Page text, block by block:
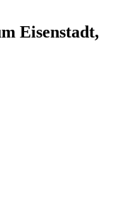
Eisenstadt,